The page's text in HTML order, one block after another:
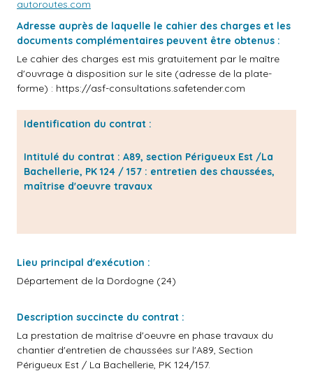
autoroutes.com
Adresse auprès de laquelle le cahier des charges et les
documents complémentaires peuvent être obtenus :
Le cahier des charges est mis gratuitement par le maître
d'ouvrage à disposition sur le site (adresse de la plate-
forme) : https://asf-consultations.safetender.com
Identification du contrat :
Intitulé du contrat : A89, section Périgueux Est /La
Bachellerie, PK 124 / 157 : entretien des chaussées,
maîtrise d'oeuvre travaux
Lieu principal d'exécution :
Département de la Dordogne (24)
Description succincte du contrat :
La prestation de maîtrise d'oeuvre en phase travaux du
chantier d'entretien de chaussées sur l'A89, Section
Périgueux Est / La Bachellerie, PK 124/157.